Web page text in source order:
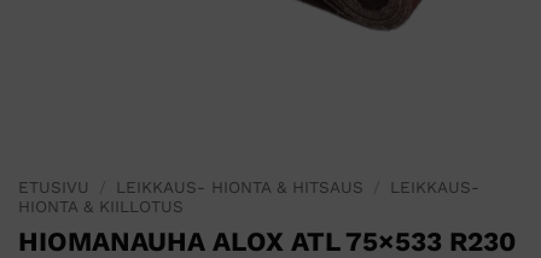
ETUSIVU LEIKKAUS- HIONTA & HITSAUS
LEIKKAUS-
HIONTA & KIILLOTUS
HIOMANAUHA ALOX ATL 75×533 R230